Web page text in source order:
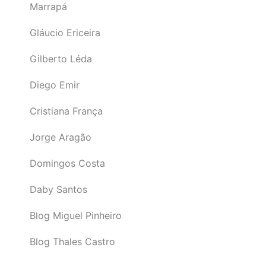
Marrapá
Gláucio Ericeira
Gilberto Léda
Diego Emir
Cristiana França
Jorge Aragão
Domingos Costa
Daby Santos
Blog Miguel Pinheiro
Blog Thales Castro